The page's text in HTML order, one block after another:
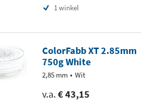
1 winkel
ColorFabb XT 2.85mm
750g White
2,85 mm Wit
v.a. € 43,15